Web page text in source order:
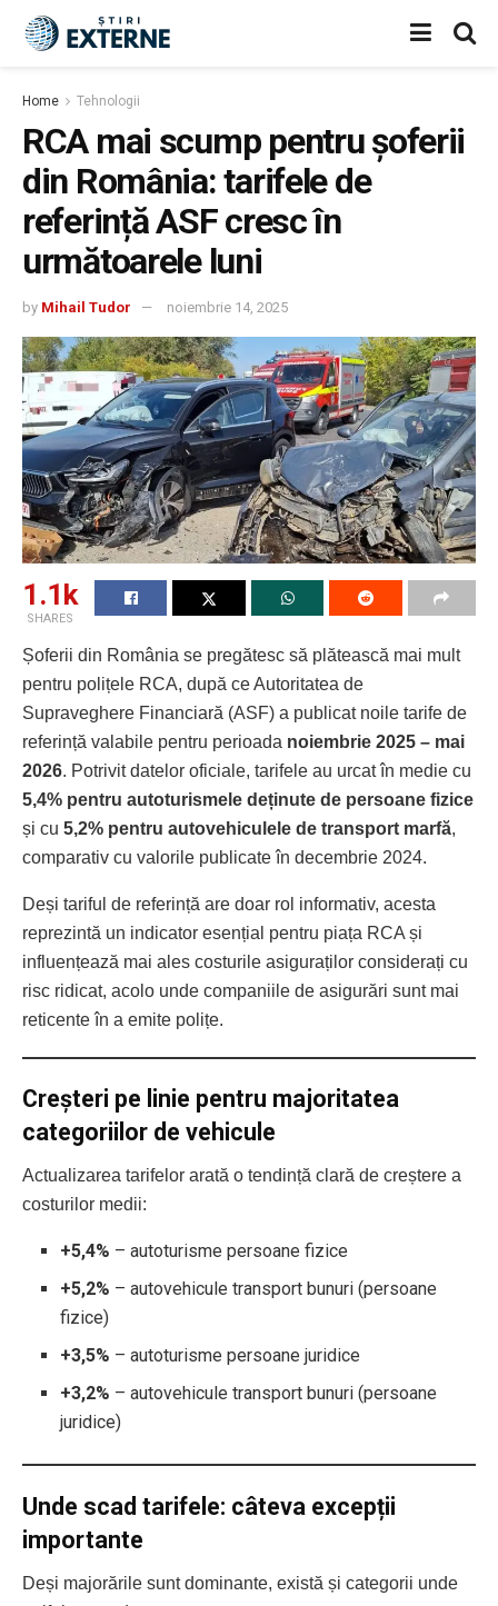
Home Tehnologii
RCA mai scump pentru șoferii
din România: tarifele de
referință ASF cresc în
următoarele luni
by Mihail Tudor noiembrie 14, 2025
1.1k
SHARES
Șoferii din România se pregătesc să plătească mai mult
pentru polițele RCA, după ce Autoritatea de
Supraveghere Financiară (ASF) a publicat noile tarife de
referință valabile pentru perioada noiembrie 2025 – mai
2026. Potrivit datelor oficiale, tarifele au urcat în medie cu
5,4% pentru autoturismele deținute de persoane fizice
și cu 5,2% pentru autovehiculele de transport marfă,
comparativ cu valorile publicate în decembrie 2024.
Deși tariful de referință are doar rol informativ, acesta
reprezintă un indicator esențial pentru piața RCA și
influențează mai ales costurile asiguraților considerați cu
risc ridicat, acolo unde companiile de asigurări sunt mai
reticente în a emite polițe.
Creșteri pe linie pentru majoritatea
categoriilor de vehicule
Actualizarea tarifelor arată o tendință clară de creștere a
costurilor medii:
+5,4% – autoturisme persoane fizice
+5,2% – autovehicule transport bunuri (persoane
fizice)
+3,5% – autoturisme persoane juridice
+3,2% – autovehicule transport bunuri (persoane
juridice)
Unde scad tarifele: câteva excepții
importante
Deși majorările sunt dominante, există și categorii unde